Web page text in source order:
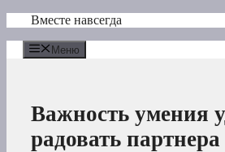
Перейти
содержимому
Вместе навсегда
Меню
Важность умения
радовать партнера